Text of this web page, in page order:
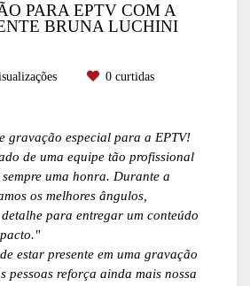
PARA EPTV COM A
BRUNA LUCHINI
0curtidas
gravação especial para a EPTV!
de uma equipe tão profissional
uma honra. Durante a
os melhores ângulos,
para entregar um conteúdo
estar presente em uma gravação
pessoas reforça ainda mais nossa